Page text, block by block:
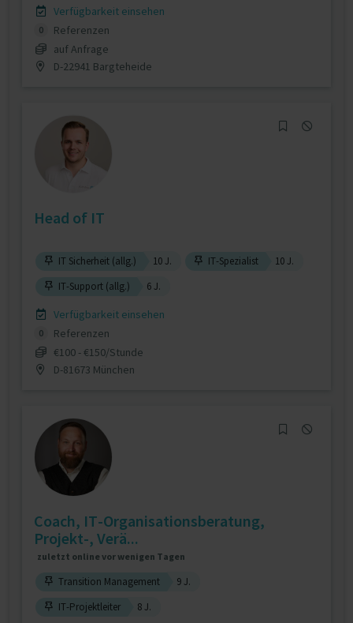
Verfügbarkeit einsehen
0
Referenzen
auf Anfrage
D-22941 Bargteheide
Head of IT
IT Sicherheit (allg.) 10 J. IT-Spezialist
10 J.
IT-Support (allg.)
6 J.
Verfügbarkeit einsehen
0
Referenzen
€100 - €150/Stunde
D-81673 München
Coach, IT-Organisationsberatung,
Projekt-, Verä...
zuletzt online vor wenigen Tagen
Transition Management
9 J.
IT-Projektleiter
8 J.